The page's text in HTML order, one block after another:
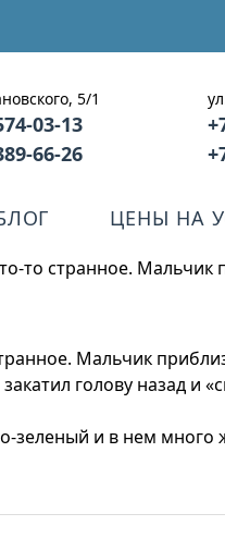
5/1
03-13
66-26
ЦЕНЫ НА
то странное.
Мальчик
голову назад
зеленый и в нем много